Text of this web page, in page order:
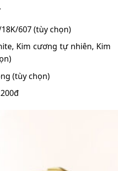
607 (tùy chọn)
Kim cương tự nhiên, Kim
(tùy chọn)